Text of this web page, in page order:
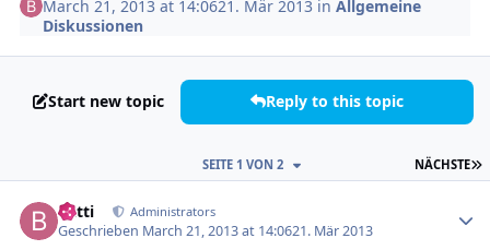
March 21, 2013 at 14:0621. Mär 2013 inAllgemeine
Diskussionen
Start new topic Reply to this topic
NÄCHSTE
SEITE 1 VON 2
batti Administrators
Geschrieben March 21, 2013 at 14:0621. Mär 2013